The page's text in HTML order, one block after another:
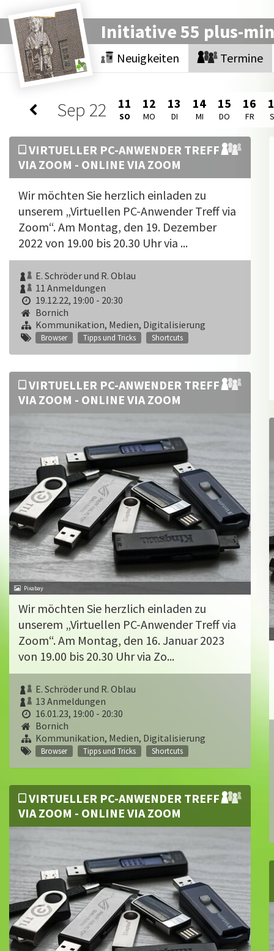
Initiative 55 plus-
Neuigkeiten Termine
Sep 22 11
SO
12
MO
13
DI
14
MI
15
DO
16
FR
VIRTUELLER PC-ANWENDER TREFF
VIA ZOOM - ONLINE VIA ZOOM
Wir möchten Sie herzlich einladen zu
unserem „Virtuellen PC-Anwender Treff via
Zoom“. Am Montag, den 19. Dezember
2022 von 19.00 bis 20.30 Uhr via ...
E. Schröder und R. Oblau
11 Anmeldungen
19.12.22, 19:00 - 20:30
Bornich
Kommunikation, Medien, Digitalisierung
Browser Tipps und Tricks Shortcuts
VIRTUELLER PC-ANWENDER TREFF
VIA ZOOM - ONLINE VIA ZOOM
Pixabay
Wir möchten Sie herzlich einladen zu
unserem „Virtuellen PC-Anwender Treff via
Zoom“. Am Montag, den 16. Januar 2023
von 19.00 bis 20.30 Uhr via Zo...
E. Schröder und R. Oblau
13 Anmeldungen
16.01.23, 19:00 - 20:30
Bornich
Kommunikation, Medien, Digitalisierung
Browser Tipps und Tricks Shortcuts
VIRTUELLER PC-ANWENDER TREFF
VIA ZOOM - ONLINE VIA ZOOM